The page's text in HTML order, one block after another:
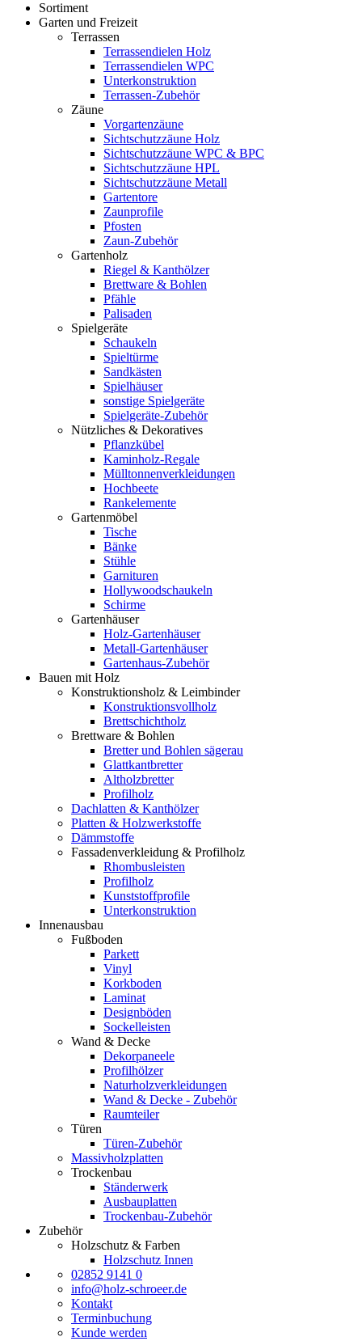
Sortiment
Garten und Freizeit
Terrassen
Terrassendielen Holz
Terrassendielen WPC
Unterkonstruktion
Terrassen-Zubehör
Zäune
Vorgartenzäune
Sichtschutzzäune Holz
Sichtschutzzäune WPC & BPC
Sichtschutzzäune HPL
Sichtschutzzäune Metall
Gartentore
Zaunprofile
Pfosten
Zaun-Zubehör
Gartenholz
Riegel & Kanthölzer
Brettware & Bohlen
Pfähle
Palisaden
Spielgeräte
Schaukeln
Spieltürme
Sandkästen
Spielhäuser
sonstige Spielgeräte
Spielgeräte-Zubehör
Nützliches & Dekoratives
Pflanzkübel
Kaminholz-Regale
Mülltonnenverkleidungen
Hochbeete
Rankelemente
Gartenmöbel
Tische
Bänke
Stühle
Garnituren
Hollywoodschaukeln
Schirme
Gartenhäuser
Holz-Gartenhäuser
Metall-Gartenhäuser
Gartenhaus-Zubehör
Bauen mit Holz
Konstruktionsholz & Leimbinder
Konstruktionsvollholz
Brettschichtholz
Brettware & Bohlen
Bretter und Bohlen sägerau
Glattkantbretter
Altholzbretter
Profilholz
Dachlatten & Kanthölzer
Platten & Holzwerkstoffe
Dämmstoffe
Fassadenverkleidung & Profilholz
Rhombusleisten
Profilholz
Kunststoffprofile
Unterkonstruktion
Innenausbau
Fußboden
Parkett
Vinyl
Korkboden
Laminat
Designböden
Sockelleisten
Wand & Decke
Dekorpaneele
Profilhölzer
Naturholzverkleidungen
Wand & Decke - Zubehör
Raumteiler
Türen
Türen-Zubehör
Massivholzplatten
Trockenbau
Ständerwerk
Ausbauplatten
Trockenbau-Zubehör
Zubehör
Holzschutz & Farben
Holzschutz Innen
02852 9141 0
info@holz-schroeer.de
Kontakt
Terminbuchung
Kunde werden